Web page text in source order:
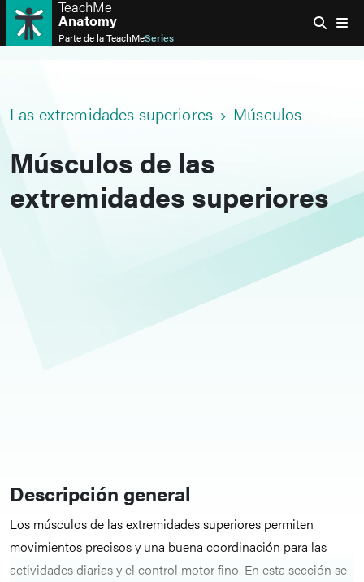
TeachMe
Anatomy
Parte de laTeachMeSeries
Las extremidades superiores Músculos
Músculos de las
extremidades superiores
Descripción general
Los músculos de las extremidades superiores permiten
movimientos precisos y una buena coordinación para las
actividades diarias y el control motor fino. En esta sección se